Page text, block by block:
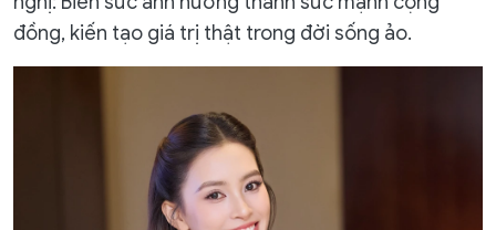
đồng, kiến tạo giá trị thật trong đời sống ảo.